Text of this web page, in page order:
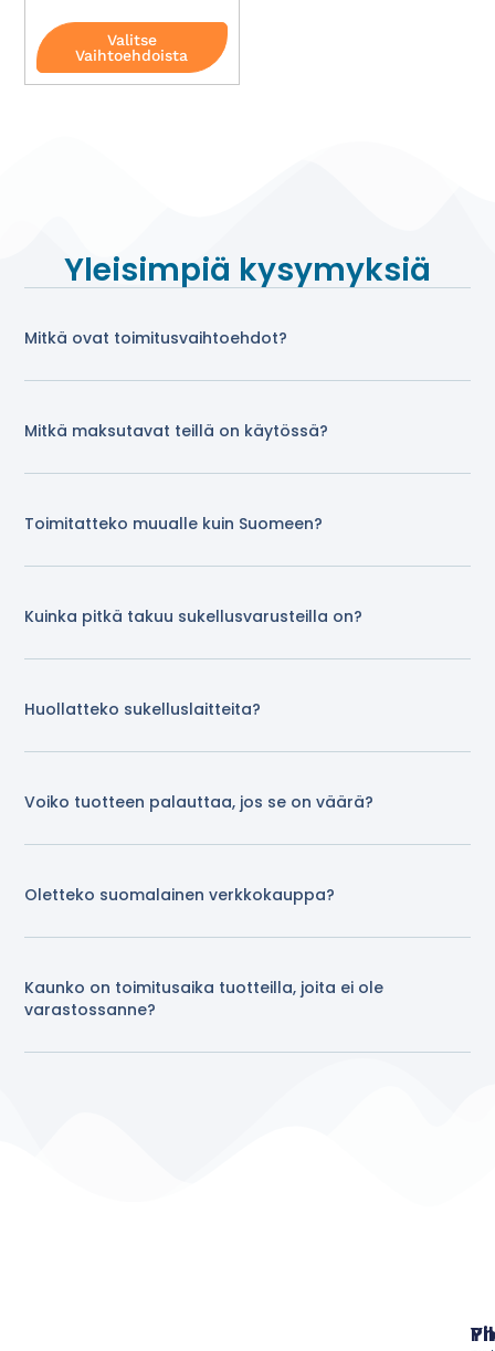
Valitse
Vaihtoehdoista
Yleisimpiä kysymyksiä
Mitkä ovat toimitusvaihtoehdot?
Mitkä maksutavat teillä on käytössä?
Toimitatteko muualle kuin Suomeen?
Kuinka pitkä takuu sukellusvarusteilla on?
Huollatteko sukelluslaitteita?
Voiko tuotteen palauttaa, jos se on väärä?
Oletteko suomalainen verkkokauppa?
Kaunko on toimitusaika tuotteilla, joita ei ole
varastossanne?